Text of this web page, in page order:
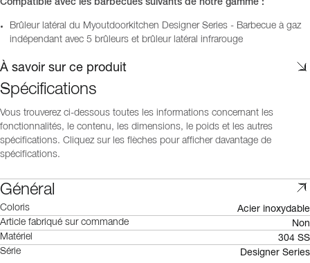
Compatible avec les barbecues suivants de notre gamme :
Brûleur latéral du Myoutdoorkitchen Designer Series - Barbecue à gaz
indépendant avec 5 brûleurs et brûleur latéral infrarouge
À savoir sur ce produit
Spécifications
Vous trouverez ci-dessous toutes les informations concernant les
fonctionnalités, le contenu, les dimensions, le poids et les autres
spécifications. Cliquez sur les flèches pour afficher davantage de
spécifications.
Général
Coloris Acier inoxydable
Article fabriqué sur commande Non
Matériel 304 SS
Série Designer Series